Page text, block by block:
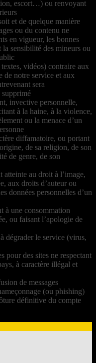
escort…) ou renvoyant
et de quelque manière
ou du contenu ne
en vigueur, les bonnes
sensibilité des mineurs ou
vidéos) contraire aux
de notre service et aux
sera
supprimé
invective personnelle,
à la haine, à la violence,
ou la menace d’un
diffamatoire, ou portant
de sa religion, de son
de genre, de son
au droit à l’image,
aux droits d’auteur ou
données personnelles d’un
à une consommation
ou faisant l’apologie de
dégrader le service (virus,
pour des sites ne respectant
à caractère illégal et
de messages
(ou phishing)
définitive du compte